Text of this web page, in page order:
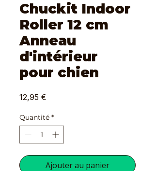
Chuckit Indoor
Roller 12 cm
Anneau
d'intérieur
pour chien
12,95 €
Quantité *
Ajouter au panier